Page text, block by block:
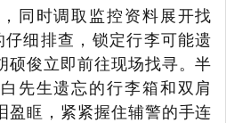
同时调取监控资料展开找
细排查，锁定行李可能遗
硕俊立即前往现场找寻。半
先生遗忘的行李箱和双肩
盈眶，紧紧握住辅警的手连